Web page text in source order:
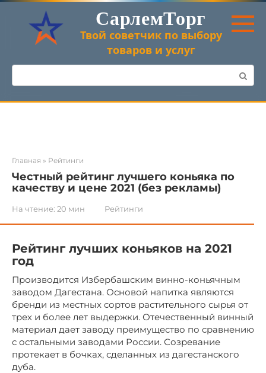
Перейти
контенту
СарлемТорг
Твой советчик по выбору
товаров и услуг
Поиск:
Главная » Рейтинги
Честный рейтинг лучшего коньяка по
качеству и цене 2021 (без рекламы)
На чтение: 20 мин Рейтинги
Рейтинг лучших коньяков на 2021
год
Производится Избербашским винно-коньячным
заводом Дагестана. Основой напитка являются
бренди из местных сортов растительного сырья от
трех и более лет выдержки. Отечественный винный
материал дает заводу преимущество по сравнению
с остальными заводами России. Созревание
протекает в бочках, сделанных из дагестанского
дуба.